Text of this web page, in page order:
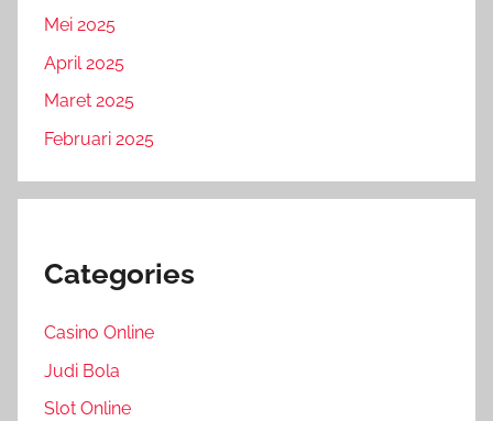
Mei 2025
April 2025
Maret 2025
Februari 2025
Categories
Casino Online
Judi Bola
Slot Online